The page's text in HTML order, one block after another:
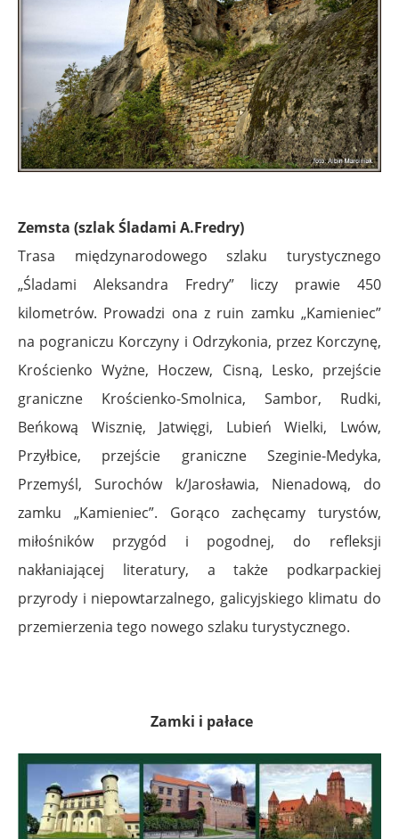
Zemsta (szlak Śladami A.Fredry)
Trasa międzynarodowego szlaku turystycznego
„Śladami Aleksandra Fredry” liczy prawie 450
kilometrów. Prowadzi ona z ruin zamku „Kamieniec”
na pograniczu Korczyny i Odrzykonia, przez Korczynę,
Krościenko Wyżne, Hoczew, Cisną, Lesko, przejście
graniczne Krościenko-Smolnica, Sambor, Rudki,
Beńkową Wisznię, Jatwięgi, Lubień Wielki, Lwów,
Przyłbice, przejście graniczne Szeginie-Medyka,
Przemyśl, Surochów k/Jarosławia, Nienadową, do
zamku „Kamieniec”. Gorąco zachęcamy turystów,
miłośników przygód i pogodnej, do refleksji
nakłaniającej literatury, a także podkarpackiej
przyrody i niepowtarzalnego, galicyjskiego klimatu do
przemierzenia tego nowego szlaku turystycznego.
Zamki i pałace